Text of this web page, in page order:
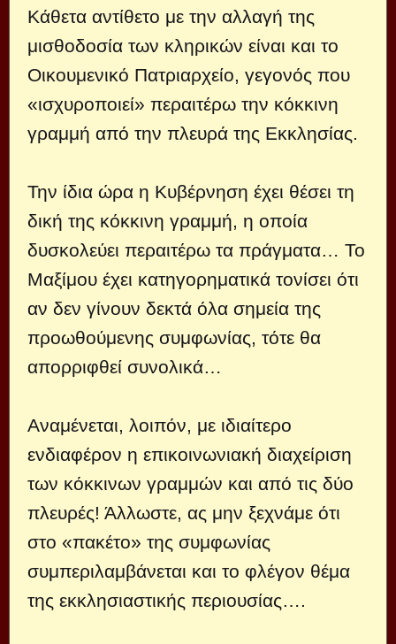
Κάθετα αντίθετο με την αλλαγή της
μισθοδοσία των κληρικών είναι και το
Οικουμενικό Πατριαρχείο, γεγονός που
«ισχυροποιεί» περαιτέρω την κόκκινη
γραμμή από την πλευρά της Εκκλησίας.
Την ίδια ώρα η Κυβέρνηση έχει θέσει τη
δική της κόκκινη γραμμή, η οποία
δυσκολεύει περαιτέρω τα πράγματα… Το
Μαξίμου έχει κατηγορηματικά τονίσει ότι
αν δεν γίνουν δεκτά όλα σημεία της
προωθούμενης συμφωνίας, τότε θα
απορριφθεί συνολικά…
Αναμένεται, λοιπόν, με ιδιαίτερο
ενδιαφέρον η επικοινωνιακή διαχείριση
των κόκκινων γραμμών και από τις δύο
πλευρές! Άλλωστε, ας μην ξεχνάμε ότι
στο «πακέτο» της συμφωνίας
συμπεριλαμβάνεται και το φλέγον θέμα
της εκκλησιαστικής περιουσίας….